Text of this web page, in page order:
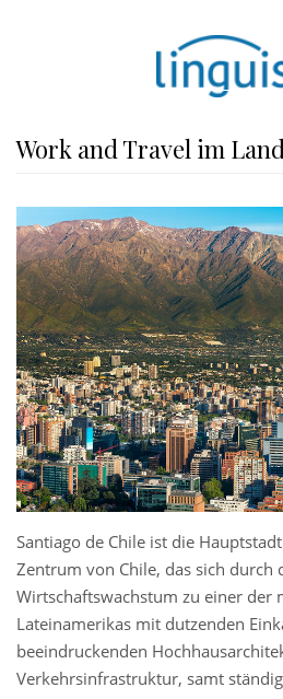
Work and Travel im
Santiago de Chile ist die
Zentrum von Chile, das sich durch
Wirtschaftswachstum zu einer der
Lateinamerikas mit dutzenden
beeindruckenden
Verkehrsinfrastruktur, samt